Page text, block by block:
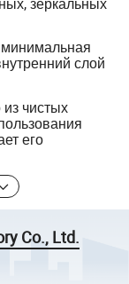
слой
чистых
его
Co., Ltd.